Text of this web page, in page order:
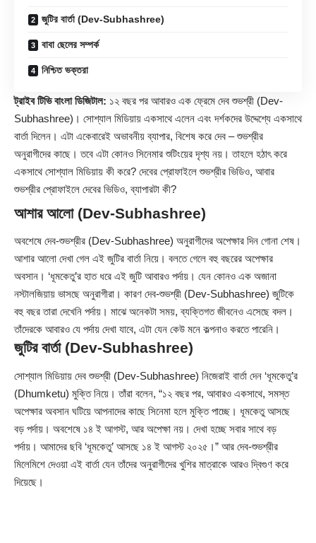
জুটির বার্তা (Dev-Subhashree)
বাবা ছেলের সম্পর্ক
নিশ্চিত ভক্তরা
ট্রাইব টিভি বাংলা ডিজিটাল: ১২ বছর পর আবারও এক ফ্রেমে দেব শুভশ্রী (Dev-
Subhashree)। সোশ্যাল মিডিয়ায় একসাথে এলেন এবং দর্শকদের উদ্দেশ্যে একসাথে
বার্তা দিলেন। এটা একেবারেই অভাবনীয় ব্যাপার, বিশেষ করে দেব – শুভশ্রীর
অনুরাগীদের কাছে। তবে এটা কোনও সিনেমার শুটিংয়ের দৃশ্য নয়। তাহলে হঠাৎ করে
একসাথে সোশ্যাল মিডিয়ায় কী করে? দেবের প্রোফাইলে শুভশ্রীর ভিডিও, আবার
শুভশ্রীর প্রোফাইলে দেবের ভিডিও, ব্যাপারটা কী?
আশার আলো (Dev-Subhashree)
অবশেষে দেব-শুভশ্রীর (Dev-Subhashree) অনুরাগীদের অপেক্ষার দিন গোনা শেষ।
আশার আলো দেখা গেল এই জুটির বার্তা নিয়ে। বলতে গেলে বহু বছরের অপেক্ষার
অবসান। ‘ধূমকেতু’র হাত ধরে এই জুটি আবারও পর্দায়। যেন কোনও এক অজানা
নস্টালজিয়ায় ভাসছে অনুরাগীরা। কারণ দেব-শুভশ্রী (Dev-Subhashree) জুটিকে
বহু বছর তারা দেখেনি পর্দায়। মাঝে অনেকটা সময়, ব্যক্তিগত জীবনেও এসেছে বদল।
তাঁদেরকে আবারও যে পর্দায় দেখা যাবে, এটা যেন কেউ মনে কল্পনাও করতে পারেনি।
জুটির বার্তা (Dev-Subhashree)
সোশ্যাল মিডিয়ায় দেব শুভশ্রী (Dev-Subhashree) নিজেরাই বার্তা দেন ‘ধূমকেতু’র
(Dhumketu) মুক্তি নিয়ে। তাঁরা বলেন, “১২ বছর পর, আবারও একসাথে, সমস্ত
অপেক্ষার অবসান ঘটিয়ে আপনাদের কাছে সিনেমা হলে মুক্তি পাচ্ছে। ধূমকেতু আসছে
বড় পর্দায়। অবশেষে ১৪ ই আগস্ট, আর অপেক্ষা নয়। দেখা হচ্ছে সবার সাথে বড়
পর্দায়। আমাদের ছবি ‘ধূমকেতু’ আসছে ১৪ ই আগস্ট ২০২৫।” আর দেব-শুভশ্রীর
মিলেমিশে দেওয়া এই বার্তা যেন তাঁদের অনুরাগীদের খুশির মাত্রাকে আরও দ্বিগুণ করে
দিয়েছে।